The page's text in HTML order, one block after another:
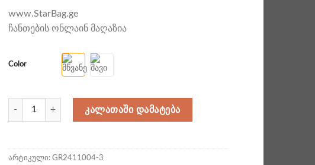
www.StarBag.ge
ჩანთების ონლაინ მაღაზია
color
რაოდენობა: დადუტული ჯვარედინი ხელჩანთა
ᲙᲐᲚᲐᲗᲐᲨᲘ ᲓᲐᲛᲐᲢᲔᲑᲐ
არტიკული:GR2411004-3